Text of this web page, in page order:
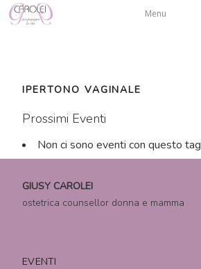
Salta
Menu
IPERTONO VAGINALE
Prossimi Eventi
Non ci sono eventi con questo tag
GIUSY CAROLEI
ostetrica counsellor donna e mamma
EVENTI